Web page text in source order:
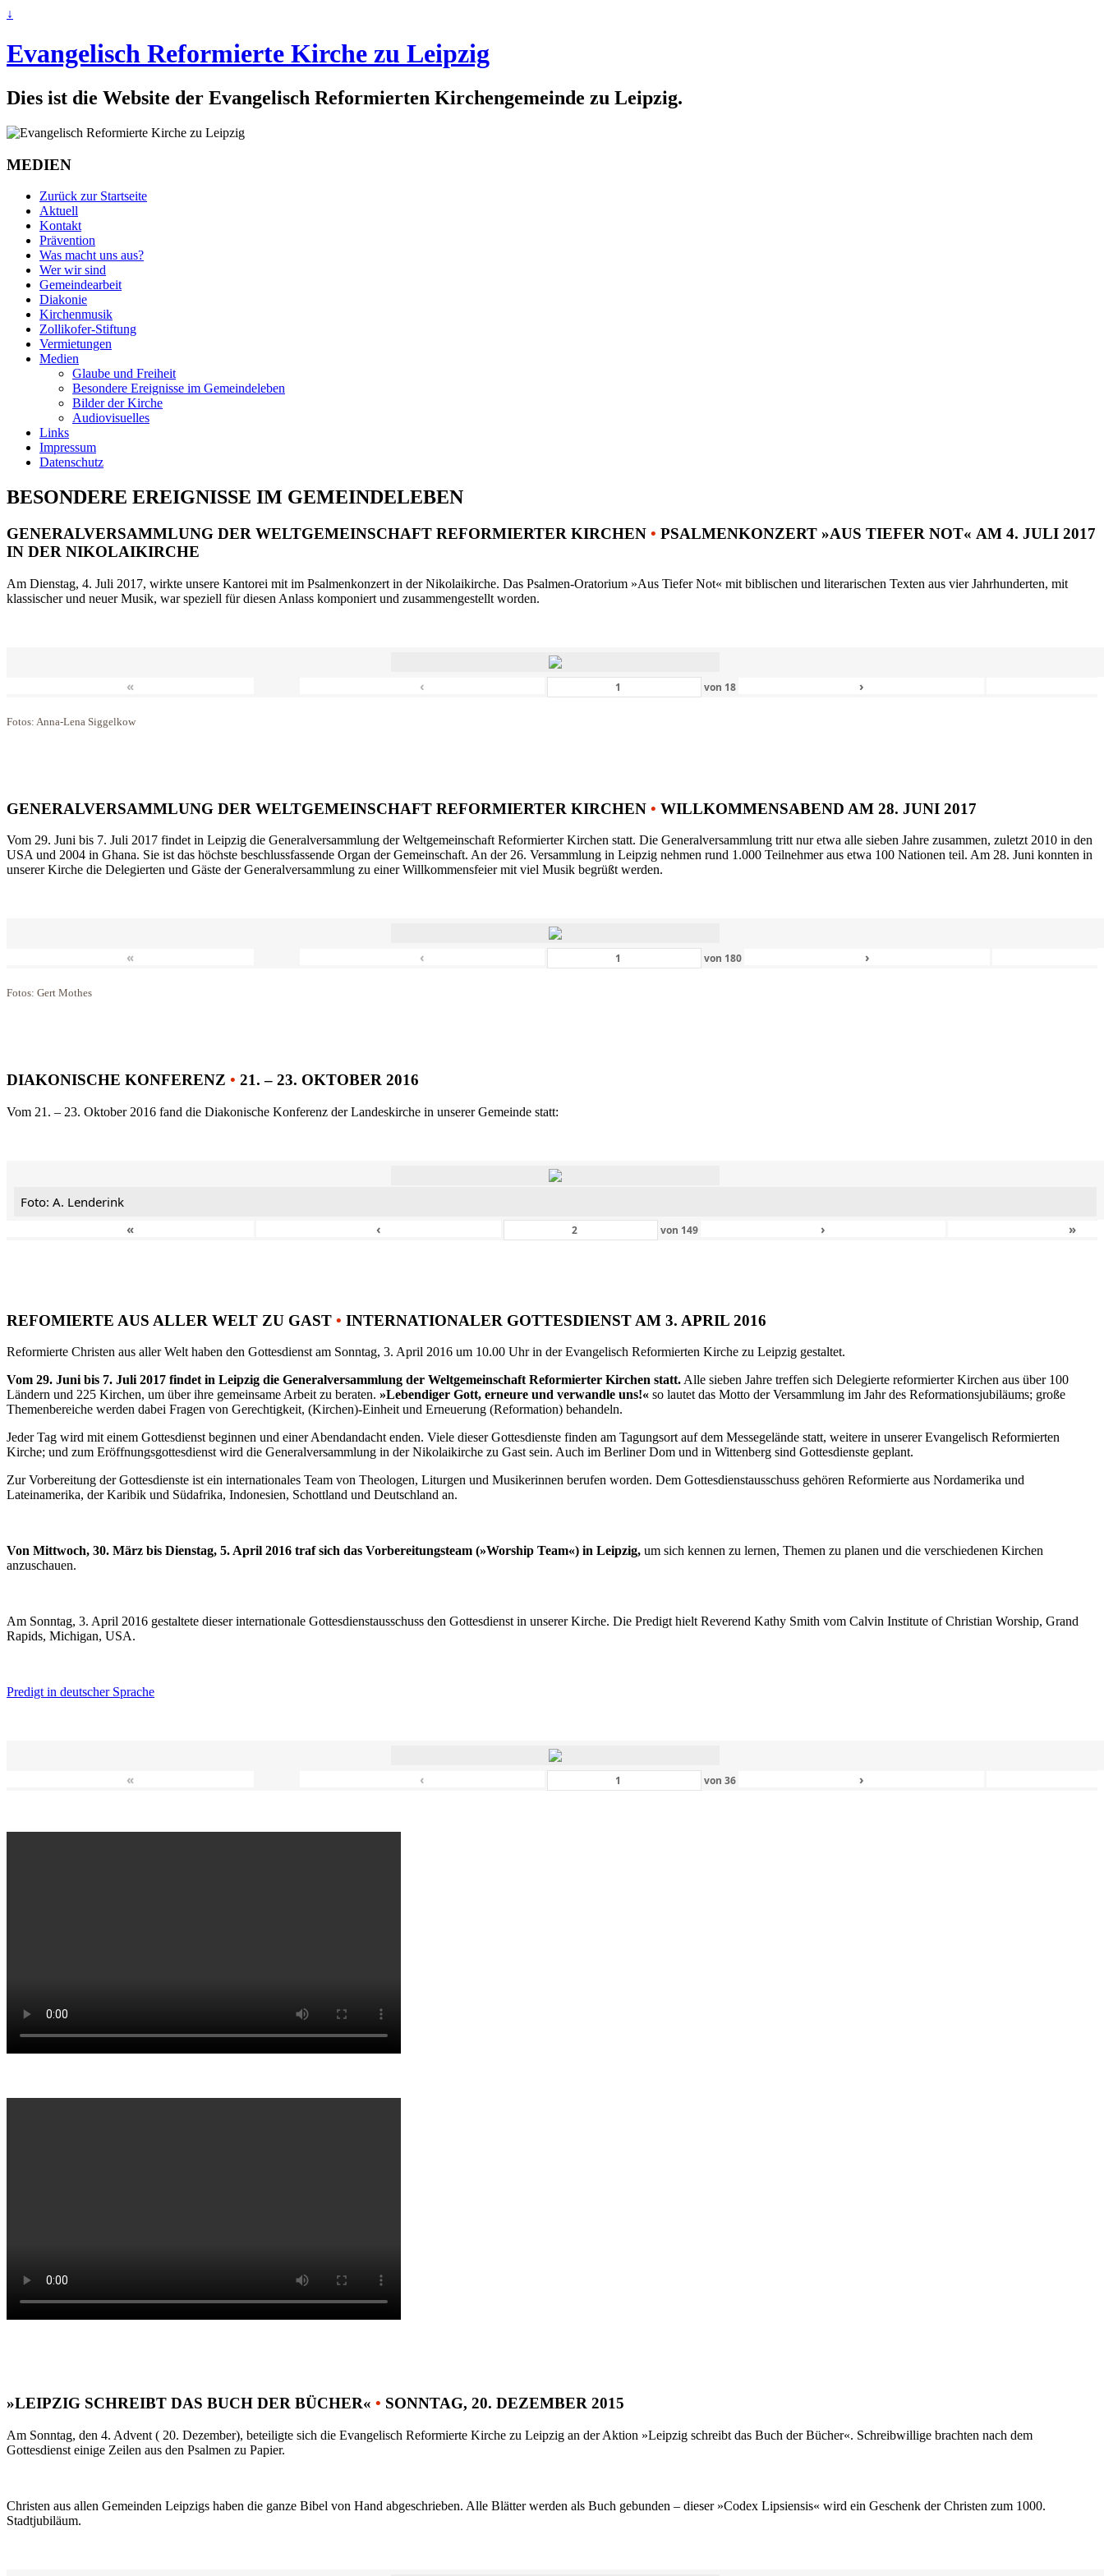
↓
Evangelisch Reformierte Kirche zu Leipzig
Dies ist die Website der Evangelisch Reformierten Kirchengemeinde zu Leipzig.
MEDIEN
Zurück zur Startseite
Aktuell
Kontakt
Prävention
Was macht uns aus?
Wer wir sind
Gemeindearbeit
Diakonie
Kirchenmusik
Zollikofer-Stiftung
Vermietungen
Medien
Glaube und Freiheit
Besondere Ereignisse im Gemeindeleben
Bilder der Kirche
Audiovisuelles
Links
Impressum
Datenschutz
BESONDERE EREIGNISSE IM GEMEINDELEBEN
GENERALVERSAMMLUNG DER WELTGEMEINSCHAFT REFORMIERTER KIRCHEN • PSALMENKONZERT »AUS TIEFER NOT« AM 4. JULI 2017
IN DER NIKOLAIKIRCHE
Am Dienstag, 4. Juli 2017, wirkte unsere Kantorei mit im Psalmenkonzert in der Nikolaikirche. Das Psalmen-Oratorium »Aus Tiefer Not« mit biblischen und literarischen Texten aus vier Jahrhunderten, mit
klassischer und neuer Musik, war speziell für diesen Anlass komponiert und zusammengestellt worden.
« ‹ von 18 ›
Fotos: Anna-Lena Siggelkow
GENERALVERSAMMLUNG DER WELTGEMEINSCHAFT REFORMIERTER KIRCHEN • WILLKOMMENSABEND AM 28. JUNI 2017
Vom 29. Juni bis 7. Juli 2017 findet in Leipzig die Generalversammlung der Weltgemeinschaft Reformierter Kirchen statt. Die Generalversammlung tritt nur etwa alle sieben Jahre zusammen, zuletzt 2010 in den
USA und 2004 in Ghana. Sie ist das höchste beschlussfassende Organ der Gemeinschaft. An der 26. Versammlung in Leipzig nehmen rund 1.000 Teilnehmer aus etwa 100 Nationen teil. Am 28. Juni konnten in
unserer Kirche die Delegierten und Gäste der Generalversammlung zu einer Willkommensfeier mit viel Musik begrüßt werden.
« ‹ von 180 ›
Fotos: Gert Mothes
DIAKONISCHE KONFERENZ • 21. – 23. OKTOBER 2016
Vom 21. – 23. Oktober 2016 fand die Diakonische Konferenz der Landeskirche in unserer Gemeinde statt:
Foto: A. Lenderink
«
‹ von 149 › »
REFOMIERTE AUS ALLER WELT ZU GAST • INTERNATIONALER GOTTESDIENST AM 3. APRIL 2016
Reformierte Christen aus aller Welt haben den Gottesdienst am Sonntag, 3. April 2016 um 10.00 Uhr in der Evangelisch Reformierten Kirche zu Leipzig gestaltet.
Vom 29. Juni bis 7. Juli 2017 findet in Leipzig die Generalversammlung der Weltgemeinschaft Reformierter Kirchen statt.Alle sieben Jahre treffen sich Delegierte reformierter Kirchen aus über 100
Ländern und 225 Kirchen, um über ihre gemeinsame Arbeit zu beraten. »Lebendiger Gott, erneure und verwandle uns!« so lautet das Motto der Versammlung im Jahr des Reformationsjubiläums; große
Themenbereiche werden dabei Fragen von Gerechtigkeit, (Kirchen)-Einheit und Erneuerung (Reformation) behandeln.
Jeder Tag wird mit einem Gottesdienst beginnen und einer Abendandacht enden. Viele dieser Gottesdienste finden am Tagungsort auf dem Messegelände statt, weitere in unserer Evangelisch Reformierten
Kirche; und zum Eröffnungsgottesdienst wird die Generalversammlung in der Nikolaikirche zu Gast sein. Auch im Berliner Dom und in Wittenberg sind Gottesdienste geplant.
Zur Vorbereitung der Gottesdienste ist ein internationales Team von Theologen, Liturgen und Musikerinnen berufen worden. Dem Gottesdienstausschuss gehören Reformierte aus Nordamerika und
Lateinamerika, der Karibik und Südafrika, Indonesien, Schottland und Deutschland an.
Von Mittwoch, 30. März bis Dienstag, 5. April 2016 traf sich das Vorbereitungsteam (»Worship Team«) in Leipzig, um sich kennen zu lernen, Themen zu planen und die verschiedenen Kirchen
anzuschauen.
Am Sonntag, 3. April 2016 gestaltete dieser internationale Gottesdienstausschuss den Gottesdienst in unserer Kirche. Die Predigt hielt Reverend Kathy Smith vom Calvin Institute of Christian Worship, Grand
Rapids, Michigan, USA.
Predigt in deutscher Sprache
« ‹ von36 ›
»LEIPZIG SCHREIBT DAS BUCH DER BÜCHER« • SONNTAG, 20. DEZEMBER 2015
Am Sonntag, den 4. Advent ( 20. Dezember), beteiligte sich die Evangelisch Reformierte Kirche zu Leipzig an der Aktion »Leipzig schreibt das Buch der Bücher«. Schreibwillige brachten nach dem
Gottesdienst einige Zeilen aus den Psalmen zu Papier.
Christen aus allen Gemeinden Leipzigs haben die ganze Bibel von Hand abgeschrieben. Alle Blätter werden als Buch gebunden – dieser »Codex Lipsiensis« wird ein Geschenk der Christen zum 1000.
Stadtjubiläum.